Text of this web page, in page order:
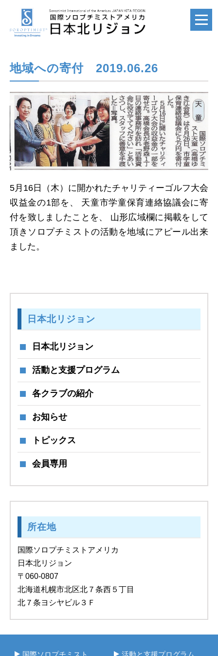
ホーム
HOME
国際ソロプチミスト
SI
国際ソロプチミスト
アメリカ
SIA
日本北リジョン
リンク
LINK
会員専用
MEMBERS ONLY
地域への寄付 2019.06.26
5月16日（木）に開かれたチャリティーゴルフ大会
収益金の1部を、 天童市学童保育連絡協議会に寄
付を致しましたことを、 山形広域欄に掲載をして
頂きソロプチミストの活動を地域にアピール出来
ました。
日本北リジョン
日本北リジョン
活動と支援プログラム
各クラブの紹介
お知らせ
トピックス
会員専用
所在地
国際ソロプチミストアメリカ
日本北リジョン
〒060-0807
北海道札幌市北区北７条西５丁目
北７条ヨシヤビル３Ｆ
国際ソロプチミスト 活動と支援プログラム